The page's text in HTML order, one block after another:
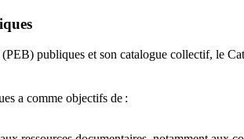
publiques et son catalogue collectif, le
a comme objectifs de :